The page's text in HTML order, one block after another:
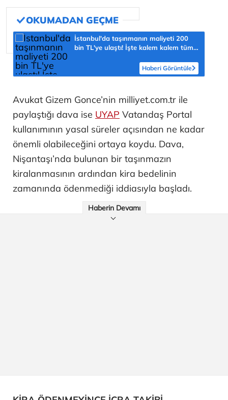
İstanbul'da taşınmanın maliyeti 200
bin TL'ye ulaştı! İşte kalem kalem tüm
Haberi Görüntüle
Avukat Gizem Gonce’nin milliyet.com.tr ile
paylaştığı dava ise UYAP Vatandaş Portal
kullanımının yasal süreler açısından ne kadar
önemli olabileceğini ortaya koydu. Dava,
Nişantaşı’nda bulunan bir taşınmazın
kiralanmasının ardından kira bedelinin
zamanında ödenmediği iddiasıyla başladı.
Haberin Devamı